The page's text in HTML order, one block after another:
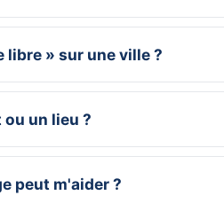
libre » sur une ville ?
un lieu ?
peut m'aider ?